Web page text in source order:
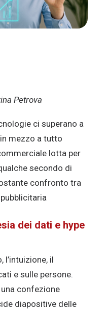
Petrova
ci superano a
mezzo a tutto
lotta per
secondo di
confronto tra
dei dati e hype
l’intuizione, il
e sulle persone.
confezione
diapositive delle